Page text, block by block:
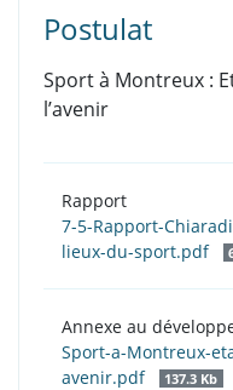
Postulat
Sport à Montreux :
l’avenir
Rapport
7-5-Rapport-
lieux-du-sport.pdf
Annexe au
Sport-a-Montreux-
avenir.pdf
137.3 Kb